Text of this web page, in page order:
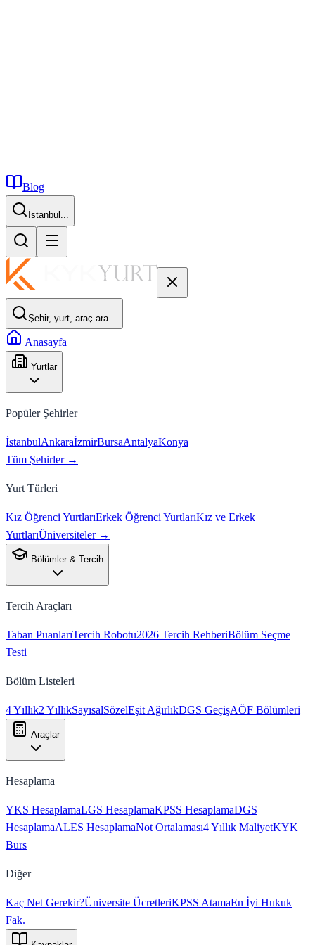
Blog
İstanbul...
Şehir, yurt, araç ara…
Anasayfa
Yurtlar
Popüler Şehirler
İstanbulAnkaraİzmirBursaAntalyaKonya
Tüm Şehirler →
Yurt Türleri
Kız Öğrenci YurtlarıErkek Öğrenci YurtlarıKız ve Erkek
YurtlarıÜniversiteler →
Bölümler & Tercih
Tercih Araçları
Taban PuanlarıTercih Robotu2026 Tercih RehberiBölüm Seçme
Testi
Bölüm Listeleri
4 Yıllık2 YıllıkSayısalSözelEşit AğırlıkDGS GeçişAÖF Bölümleri
Araçlar
Hesaplama
YKS HesaplamaLGS HesaplamaKPSS HesaplamaDGS
HesaplamaALES HesaplamaNot Ortalaması4 Yıllık MaliyetKYK
Burs
Diğer
Kaç Net Gerekir?Üniversite ÜcretleriKPSS AtamaEn İyi Hukuk
Fak.